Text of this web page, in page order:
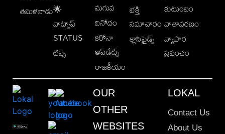
తమిళనాడు🌟
వాట్సాప్
STATUS
టిప్స్
మగువ
వినోదం
కరోనా
అప్‌డేట్స్
రాజకీయం
భక్తి
సమాచారం
క్లాసిఫైడ్స్
కుటుంబం
వాతావరణం
వ్యాపార
ప్రపంచం
OUR
OTHER
WEBSITES
LOKAL
Contact Us
About Us